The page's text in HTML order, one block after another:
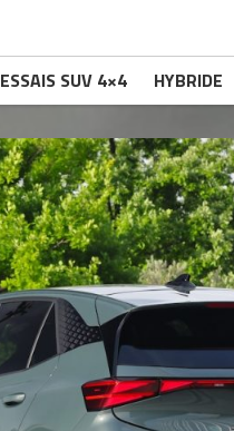
ESSAIS SUV 4×4 HYBRIDE